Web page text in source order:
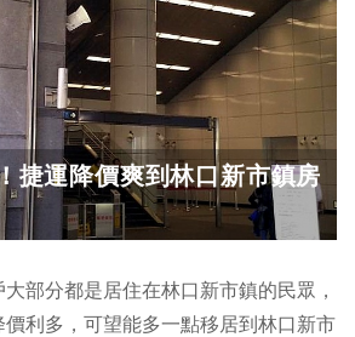
捷運降價爽到林口新市鎮房
部分都是居住在林口新市鎮的民眾，
價利多，可望能多一點移居到林口新市